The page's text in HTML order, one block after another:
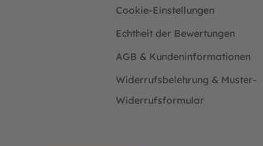
Cookie-Einstellungen
Echtheit der Bewertungen
AGB & Kundeninformationen
Widerrufsbelehrung & Muster-
Widerrufsformular